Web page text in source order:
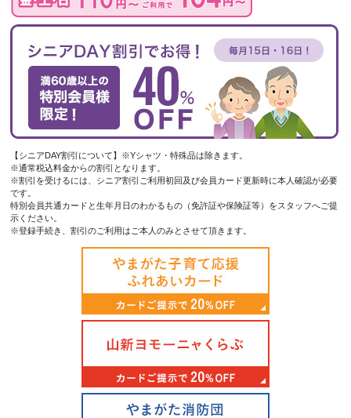
【シニアDAY割引について】※Yシャツ・特殊品は除きます。
※通常税込料金からの割引となります。
※割引を受けるには、シニア割引ご利用初回及び会員カード更新時に本人確認が必要
です。
特別会員共通カードと生年月日のわかるもの（免許証や保険証等）をスタッフへご提
示ください。
※登録手続き、割引のご利用はご本人のみとさせて頂きます。